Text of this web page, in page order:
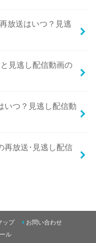
放送はいつ？見逃
見逃し配信動画の
いつ？見逃し配信動
再放送･見逃し配信
ップ
お問い合わせ
ル